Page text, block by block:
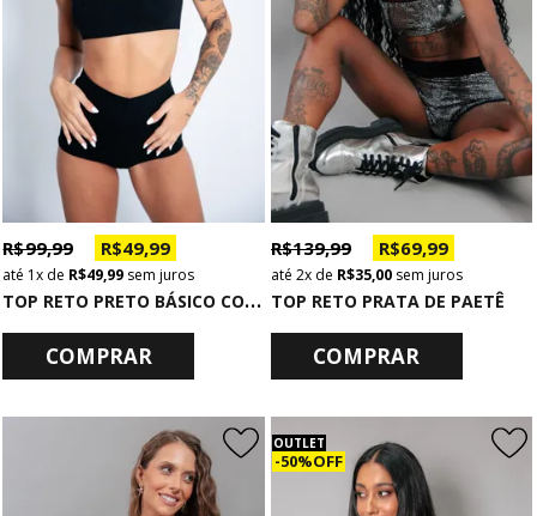
T
OP RETO PRETO BÁSICO COM ALCINHA
R$ 99,99 R$ 49,99
1x de R$ 49,99 sem juros
COMPRAR
TOP RETO PRATA DE PAETÊ
R$ 139,99 R$ 69,99
2xde R$ 35,00sem juros
COMPRAR
OUTLET
50% OFF